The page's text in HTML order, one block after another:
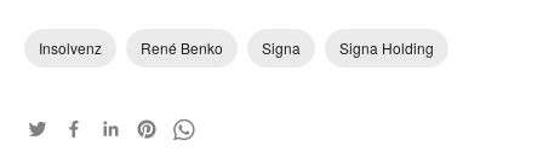
Insolvenz René Benko Signa Signa Holding